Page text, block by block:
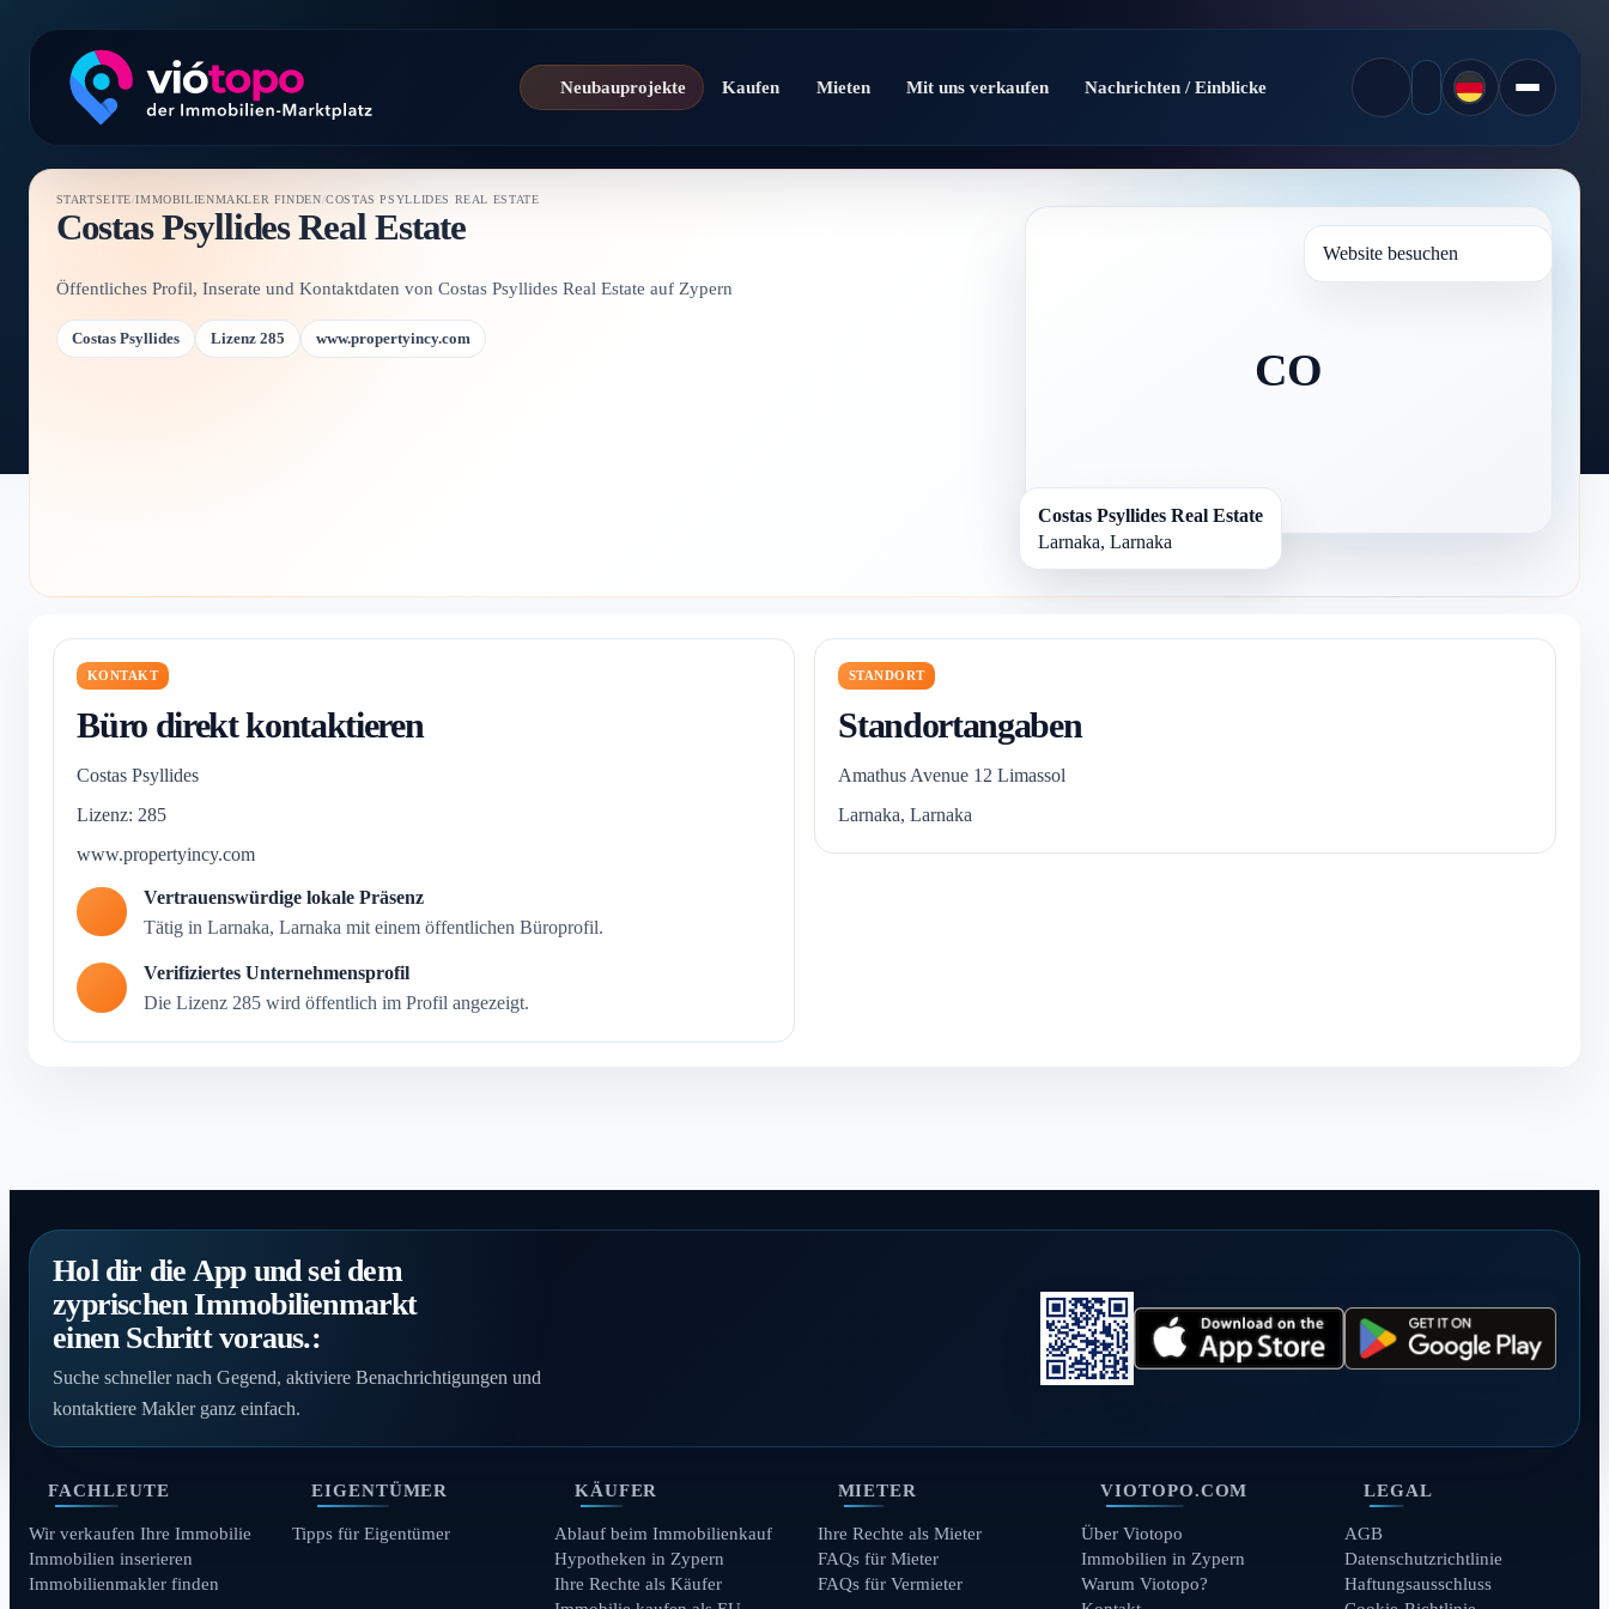
Neubauprojekte Kaufen Mieten Mit uns verkaufen Nachrichten / Einblicke
STARTSEITE/IMMOBILIENMAKLER FINDEN/COSTAS PSYLLIDES REAL ESTATE
Costas Psyllides Real Estate
Öffentliches Profil, Inserate und Kontaktdaten von Costas Psyllides Real Estate auf Zypern
Costas Psyllides Lizenz 285 www.propertyincy.com
CO
Costas Psyllides Real Estate
Larnaka, Larnaka
Website besuchen
KONTAKT
Büro direkt kontaktieren
Costas Psyllides
Lizenz: 285
www.propertyincy.com
Vertrauenswürdige lokale Präsenz
Tätig in Larnaka, Larnaka mit einem öffentlichen Büroprofil.
Verifiziertes Unternehmensprofil
Die Lizenz 285 wird öffentlich im Profil angezeigt.
STANDORT
Standortangaben
Amathus Avenue 12 Limassol
Larnaka, Larnaka
Hol dir die App und sei dem
zyprischen Immobilienmarkt
einen Schritt voraus.:
Suche schneller nach Gegend, aktiviere Benachrichtigungen und
kontaktiere Makler ganz einfach.
FACHLEUTE
Wir verkaufen Ihre Immobilie
Immobilien inserieren
Immobilienmakler finden
EIGENTÜMER
Tipps für Eigentümer
KÄUFER
Ablauf beim Immobilienkauf
Hypotheken in Zypern
Ihre Rechte als Käufer
MIETER
Ihre Rechte als Mieter
FAQs für Mieter
FAQs für Vermieter
VIOTOPO.COM
Über Viotopo
Immobilien in Zypern
Warum Viotopo?
LEGAL
AGB
Datenschutzrichtlinie
Haftungsausschluss